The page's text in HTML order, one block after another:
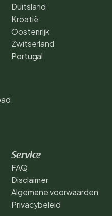
Duitsland
Kroatië
Oostenrijk
Zwitserland
Portugal
Service
FAQ
Disclaimer
Algemene voorwaarden
Privacybeleid